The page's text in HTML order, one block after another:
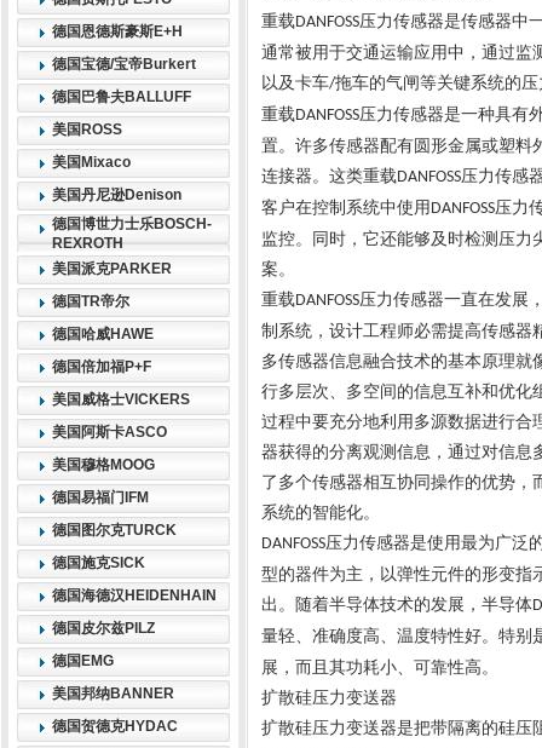
德国恩德斯豪斯E+H
德国宝德/宝帝Burkert
德国巴鲁夫BALLUFF
美国ROSS
美国Mixaco
美国丹尼逊Denison
德国博世力士乐BOSCH-
REXROTH
美国派克PARKER
德国TR帝尔
德国哈威HAWE
德国倍加福P+F
美国威格士VICKERS
美国阿斯卡ASCO
美国穆格MOOG
德国易福门IFM
德国图尔克TURCK
德国施克SICK
德国海德汉HEIDENHAIN
德国皮尔兹PILZ
德国EMG
美国邦纳BANNER
德国贺德克HYDAC
重载DANFOSS压力传感器是传感器中
通常被用于交通运输应用中，通过监
以及卡车/拖车的气闸等关键系统的
重载DANFOSS压力传感器是一种具有
置。许多传感器配有圆形金属或塑料
连接器。这类重载DANFOSS压力传感
客户在控制系统中使用 DANFOSS压力
监控。同时，它还能够及时检测压
案。
重载DANFOSS压力传感器一直在发展
制系统，设计工程师必需提高传感器
多传感器信息融合技术的基本原理
行多层次、多空间的信息互补和优化
过程中要充分地利用多源数据进行合
器获得的分离观测信息，通过对信息
了多个传感器相互协同操作的优势
系统的智能化。
DANFOSS压力传感器是使用最为广泛
型的器件为主，以弹性元件的形变指
出。随着半导体技术的发展，半导体
量轻、准确度高、温度特性好。特别
展，而且其功耗小、可靠性高。
扩散硅压力变送器
扩散硅压力变送器是把带隔离的硅压